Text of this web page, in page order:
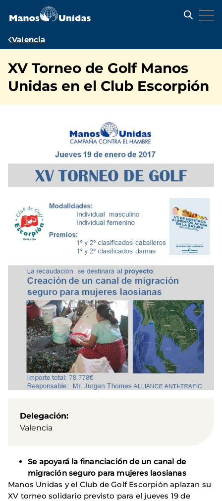
contenido
Ruta
navegación
Valencia
XV Torneo de Golf Manos
Unidas en el Club Escorpión
Delegación
Valencia
Se apoyará la financiación de un canal de
migración seguro para mujeres laosianas
Manos Unidas y el Club de Golf Escorpión aplazan su
XV torneo solidario previsto para el jueves 19 de